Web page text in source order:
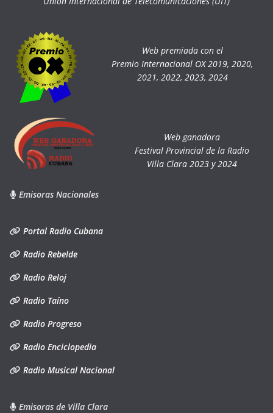
Web premiada con el
Premio Internacional OX 2019, 2020,
2021, 2022, 2023, 2024
Web ganadora
Festival Provincial de la Radio
Villa Clara 2023 y 2024
Emisoras Nacionales
Portal Radio Cubana
Radio Rebelde
Radio Reloj
Radio Taíno
Radio Progreso
Radio Enciclopedia
Radio Musical Nacional
Emisoras de Villa Clara